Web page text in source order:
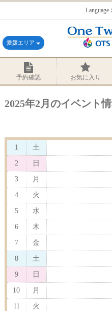
Language
愛媛エリア
予約確認 お気に入り
2025年2月のイベント
1 土
2 日
3 月
4 火
5 水
6 木
7 金
8 土
9 日
10 月
11 火